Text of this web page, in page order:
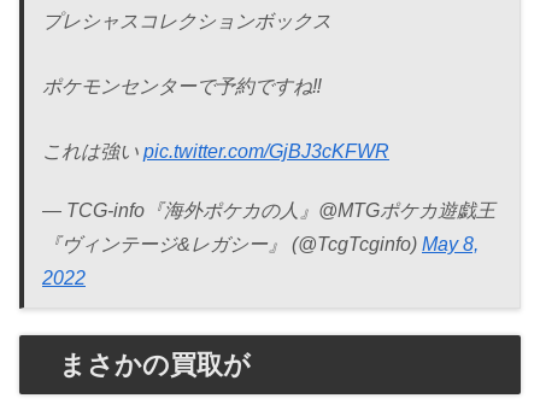
プレシャスコレクションボックス
ポケモンセンターで予約ですね‼️
これは強い pic.twitter.com/GjBJ3cKFWR
— TCG-info『海外ポケカの人』@MTGポケカ遊戯王
『ヴィンテージ&レガシー』 (@TcgTcginfo) May 8,
2022
まさかの買取が